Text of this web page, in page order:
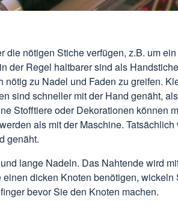
die nötigen Stiche verfügen, z.B. um
der Regel haltbarer sind als
nötig zu Nadel und Faden zu greifen.
sind schneller mit der Hand genäht,
Stofftiere oder Dekorationen können
als mit der Maschine. Tatsächlich
genäht.
lange Nadeln. Das Nahtende wird
dicken Knoten benötigen, wickeln
bevor Sie den Knoten machen.